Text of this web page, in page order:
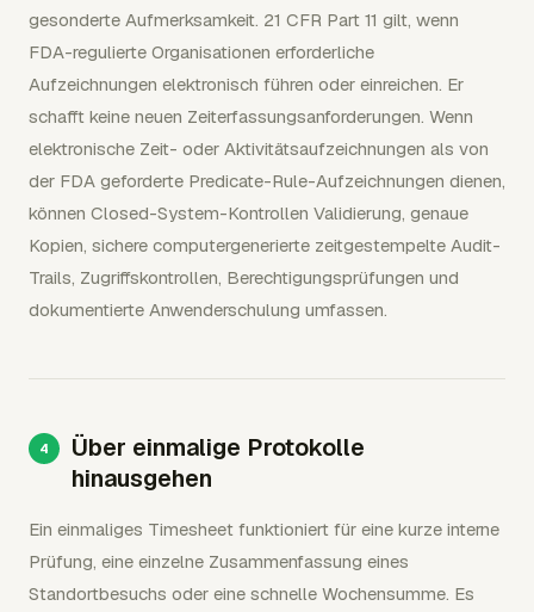
gesonderte Aufmerksamkeit. 21 CFR Part 11 gilt, wenn
FDA-regulierte Organisationen erforderliche
Aufzeichnungen elektronisch führen oder einreichen. Er
schafft keine neuen Zeiterfassungsanforderungen. Wenn
elektronische Zeit- oder Aktivitätsaufzeichnungen als von
der FDA geforderte Predicate-Rule-Aufzeichnungen dienen,
können Closed-System-Kontrollen Validierung, genaue
Kopien, sichere computergenerierte zeitgestempelte Audit-
Trails, Zugriffskontrollen, Berechtigungsprüfungen und
dokumentierte Anwenderschulung umfassen.
Über einmalige Protokolle
hinausgehen
Ein einmaliges Timesheet funktioniert für eine kurze interne
Prüfung, eine einzelne Zusammenfassung eines
Standortbesuchs oder eine schnelle Wochensumme. Es